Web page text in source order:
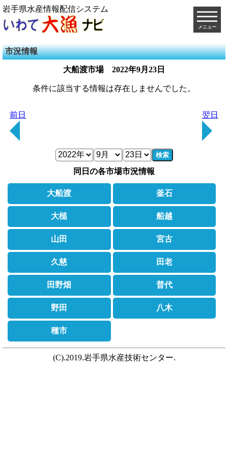
岩手県水産情報配信システム
メニュー
市況情報
大船渡市場 2022年9月23日
条件に該当する情報は存在しませんでした。
前日 翌日
検索
同日の各市場市況情報
大船渡 釜石
大槌 船越
山田 宮古
久慈 田老
田野畑 普代
野田 八木
種市
(C).2019.岩手県水産技術センター.